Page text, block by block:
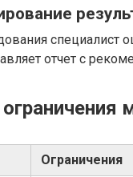
специалист
отчет с
Ограничения